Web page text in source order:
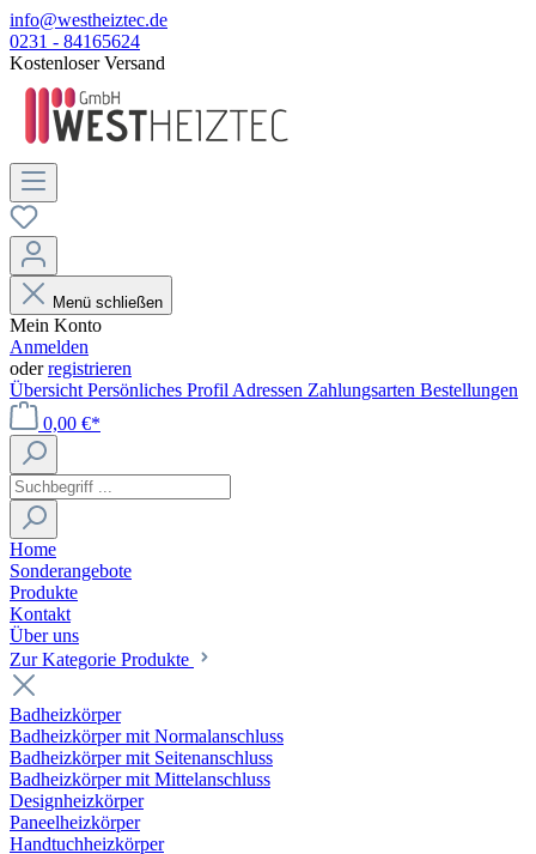
info@westheiztec.de
0231 - 84165624
Kostenloser Versand
Menü schließen
Mein Konto
Anmelden
oderregistrieren
Übersicht Persönliches Profil Adressen Zahlungsarten Bestellungen
0,00 €*
Home
Sonderangebote
Produkte
Kontakt
Über uns
Zur Kategorie Produkte
Badheizkörper
Badheizkörper mit Normalanschluss
Badheizkörper mit Seitenanschluss
Badheizkörper mit Mittelanschluss
Designheizkörper
Paneelheizkörper
Handtuchheizkörper